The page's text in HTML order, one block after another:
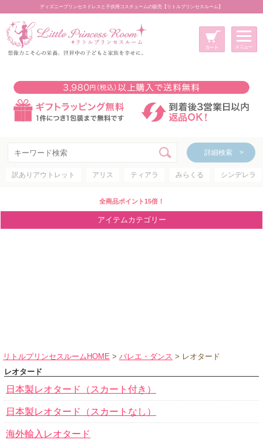
ディズニープリンセスドレスと子供用コスチュームの販売【リトルプリンセスルーム】
詳細検索 >
訳ありアウトレット アリス ティアラ みらくる シンデレラ
全商品ポイント15倍！
アイテムカテゴリー
リトルプリンセスルームHOME > バレエ・ダンス > レオタード
レオタード
日本製レオタード（スカート付き）
日本製レオタード（スカートなし）
海外輸入レオタード
新規会員登録
マイページ
カート
詳細検索 >
アイテムカテゴリー
ディズニープリンセス
ディズニキャラクター
ブランド別に探す
ショッピングインフォメーション
会社概要